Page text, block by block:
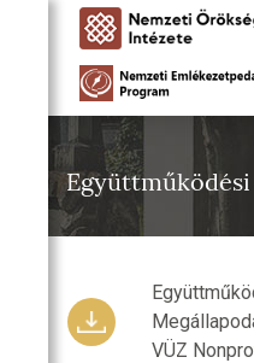
Együttműködési
VÜZ